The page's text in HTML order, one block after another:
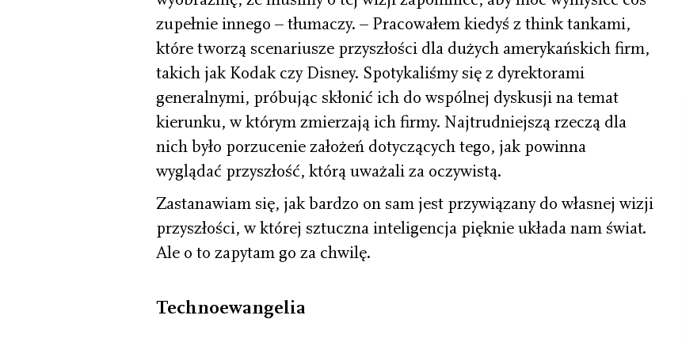
zupełnie innego – tłumaczy. – Pracowałem kiedyś z think tankami,
które tworzą scenariusze przyszłości dla dużych amerykańskich firm,
takich jak Kodak czy Disney. Spotykaliśmy się z dyrektorami
generalnymi, próbując skłonić ich do wspólnej dyskusji na temat
kierunku, w którym zmierzają ich firmy. Najtrudniejszą rzeczą dla
nich było porzucenie założeń dotyczących tego, jak powinna
wyglądać przyszłość, którą uważali za oczywistą.
Zastanawiam się, jak bardzo on sam jest przywiązany do własnej wizji
przyszłości, w której sztuczna inteligencja pięknie układa nam świat.
Ale o to zapytam go za chwilę.
Technoewangelia